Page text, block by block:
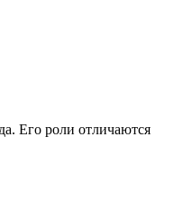
Его роли отличаются